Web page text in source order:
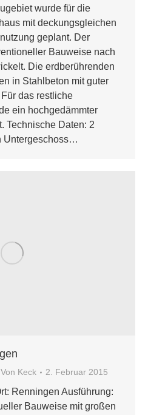
wurde für die
mit deckungsgleichen
geplant. Der
Bauweise nach
Die erdberührenden
in Stahlbeton mit guter
das restliche
ein hochgedämmter
Technische Daten: 2
Untergeschoss…
Von Keck 2. Februar 2015
Renningen Ausführung:
Bauweise mit großen